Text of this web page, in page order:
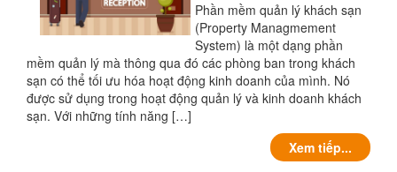
Phần mềm quản lý khách sạn
(Property Managmement
System) là một dạng phần
mềm quản lý mà thông qua đó các phòng ban trong khách
sạn có thể tối ưu hóa hoạt động kinh doanh của mình. Nó
được sử dụng trong hoạt động quản lý và kinh doanh khách
sạn. Với những tính năng […]
Xem tiếp...